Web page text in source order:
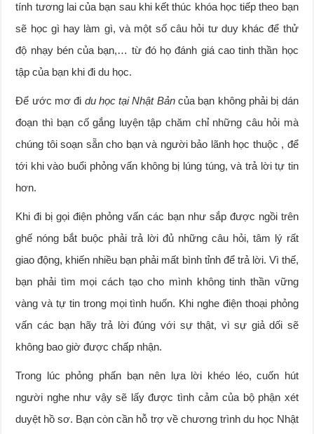
tính tương lai của bạn sau khi kết thúc khóa học tiếp theo bạn
sẽ học gì hay làm gì, và một số câu hỏi tư duy khác để thử
độ nhạy bén của bạn,… từ đó họ đánh giá cao tinh thần học
tập của bạn khi đi du học.
Để ước mơ đi du học tại Nhật Bảncủa bạn không phải bị dán
đoạn thì bạn cố gắng luyện tập chăm chỉ những câu hỏi mà
chúng tôi soạn sẵn cho bạn và người bảo lãnh học thuộc , để
tới khi vào buổi phỏng vấn không bị lúng túng, và trả lời tự tin
hơn.
Khi đi bị gọi điện phỏng vấn các bạn như sắp được ngồi trên
ghế nóng bắt buộc phải trả lời đủ những câu hỏi, tâm lý rất
giao động, khiến nhiều bạn phải mất bình tỉnh để trả lời. Vì thế,
bạn phải tìm mọi cách tạo cho mình không tinh thần vững
vàng và tự tin trong mọi tình huốn. Khi nghe điện thoại phỏng
vấn các bạn hãy trả lời đúng với sự thật, vì sự giả dối sẽ
không bao giờ được chấp nhận.
Trong lúc phỏng phấn bạn nên lựa lời khéo léo, cuốn hút
người nghe như vậy sẽ lấy được tình cảm của bộ phận xét
duyệt hồ sơ. Bạn còn cần hỗ trợ về chương trình du học Nhật